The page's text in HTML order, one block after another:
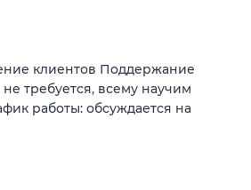
клиентов Поддержание
требуется, всему научим
работы: обсуждается на